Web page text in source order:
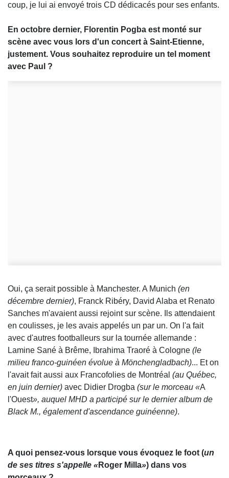
coup, je lui ai envoyé trois CD dédicacés pour ses enfants.
En octobre dernier, Florentin Pogba est monté sur
scène avec vous lors d'un concert à Saint-Etienne,
justement. Vous souhaitez reproduire un tel moment
avec Paul ?
Oui, ça serait possible à Manchester. A Munich (en
décembre dernier), Franck Ribéry, David Alaba et Renato
Sanches m'avaient aussi rejoint sur scène. Ils attendaient
en coulisses, je les avais appelés un par un. On l'a fait
avec d'autres footballeurs sur la tournée allemande :
Lamine Sané à Brême, Ibrahima Traoré à Cologne (le
milieu franco-guinéen évolue à Mönchengladbach)... Et on
l'avait fait aussi aux Francofolies de Montréal (au Québec,
en juin dernier) avec Didier Drogba (sur le morceau «A
l'Ouest», auquel MHD a participé sur le dernier album de
Black M., également d'ascendance guinéenne).
A quoi pensez-vous lorsque vous évoquez le foot (un
de ses titres s'appelle «Roger Milla») dans vos